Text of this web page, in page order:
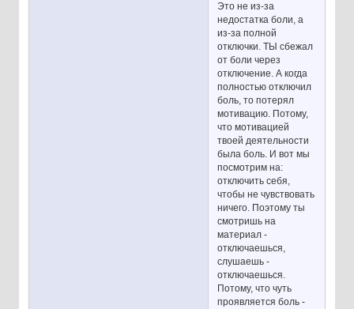
Это не из-за
недостатка боли, а
из-за полной
отключки. ТЫ сбежал
от боли через
отключение. А когда
полностью отключил
боль, то потерял
мотивацию. Потому,
что мотивацией
твоей деятельности
была боль. И вот мы
посмотрим на:
отключить себя,
чтобы не чувствовать
ничего. Поэтому ты
смотришь на
материал -
отключаешься,
слушаешь -
отключаешься.
Потому, что чуть
проявляется боль -